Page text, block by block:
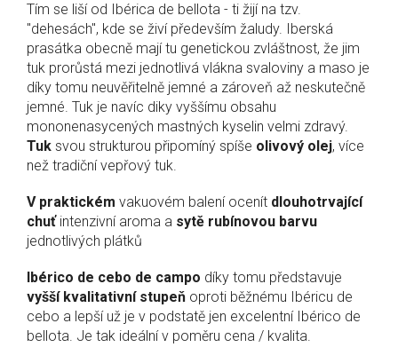
Tím se liší od Ibérica de bellota - ti žijí na tzv.
"dehesách", kde se živí především žaludy. Iberská
prasátka obecně mají tu genetickou zvláštnost, že jim
tuk prorůstá mezi jednotlivá vlákna svaloviny a maso je
díky tomu neuvěřitelně jemné a zároveň až neskutečně
jemné. Tuk je navíc diky vyššímu obsahu
mononenasycených mastných kyselin velmi zdravý.
Tuk svou strukturou připomíný spíše olivový olej, více
než tradiční vepřový tuk.
V praktickém vakuovém balení ocenít dlouhotrvající
chuťintenzivní aroma a sytě rubínovou barvu
jednotlivých plátků
Ibérico de cebo de campo díky tomu představuje
vyšší kvalitativní stupeň oproti běžnému Ibéricu de
cebo a lepší už je v podstatě jen excelentní Ibérico de
bellota. Je tak ideální v poměru cena / kvalita.